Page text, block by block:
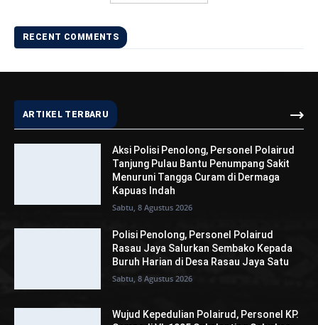
RECENT COMMENTS
ARTIKEL TERBARU
Aksi Polisi Penolong, Personel Polairud
Tanjung Pulau Bantu Penumpang Sakit
Menuruni Tangga Curam di Dermaga
Kapuas Indah
Sabtu, 8 Agustus 2026
Polisi Penolong, Personel Polairud
Rasau Jaya Salurkan Sembako Kepada
Buruh Harian di Desa Rasau Jaya Satu
Sabtu, 8 Agustus 2026
Wujud Kepedulian Polairud, Personel KP.